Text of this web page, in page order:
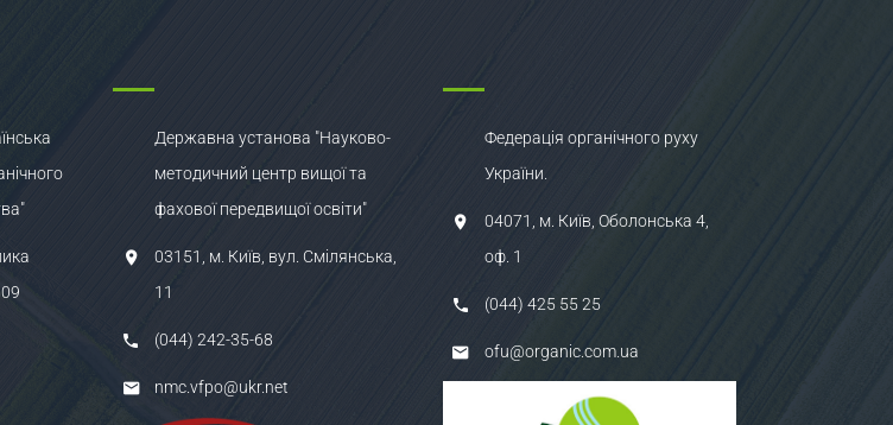
Державна установа "Науково-
методичний центр вищої та
фахової передвищої освіти"
03151, м. Київ, вул. Смілянська,
11
(044) 242-35-68
nmc.vfpo@ukr.net
Федерація органічного руху
України.
04071, м. Київ, Оболонська 4,
оф. 1
(044) 425 55 25
ofu@organic.com.ua